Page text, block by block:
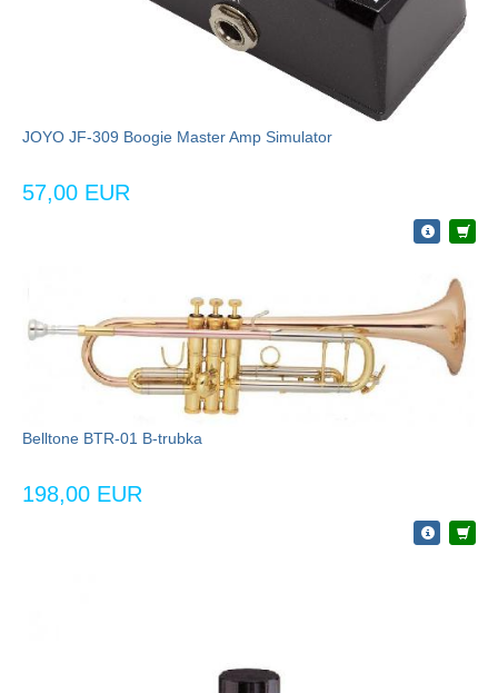
JOYO JF-309 Boogie Master Amp Simulator
57,00 EUR
Belltone BTR-01 B-trubka
198,00 EUR